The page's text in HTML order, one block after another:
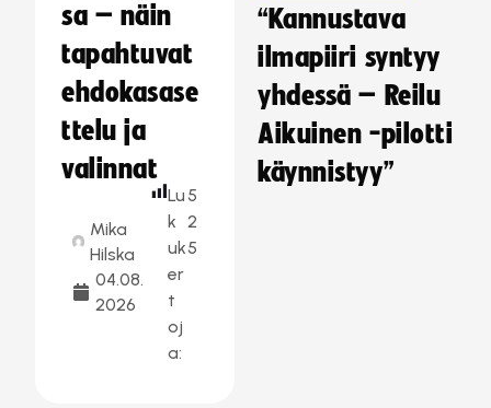
sa – näin
tapahtuvat
ehdokasase
ttelu ja
valinnat
Mika
Hilska
04.08.
2026
Lu
k
uk
er
t
oj
a:
5
2
5
“Kannustava
ilmapiiri syntyy
yhdessä – Reilu
Aikuinen -pilotti
käynnistyy”